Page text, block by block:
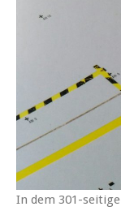
In dem 301-